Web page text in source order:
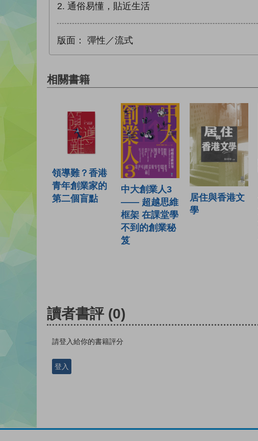
2. 通俗易懂，貼近生活
版面： 彈性／流式
相關書籍
領導難？香港
青年創業家的
第二個盲點
中大創業人3
—— 超越思維
框架 在課堂學
不到的創業秘
笈
居住與香港文
學
讀者書評 (0)
請登入給你的書籍評分
登入